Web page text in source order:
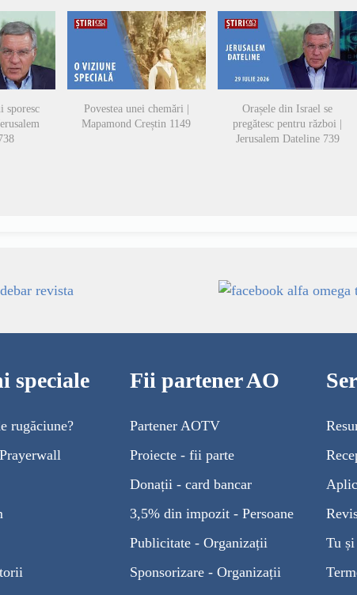
sporesc
Povestea unei chemări |
Mapamond Creștin 1149
Orașele din Israel se
pregătesc pentru război |
Jerusalem Dateline 739
speciale
rugăciune?
Fii partener AO
Partener AOTV
Proiecte - fii parte
Donații - card bancar
3,5% din impozit - Persoane
Publicitate - Organizații
Sponsorizare - Organizații
Tu